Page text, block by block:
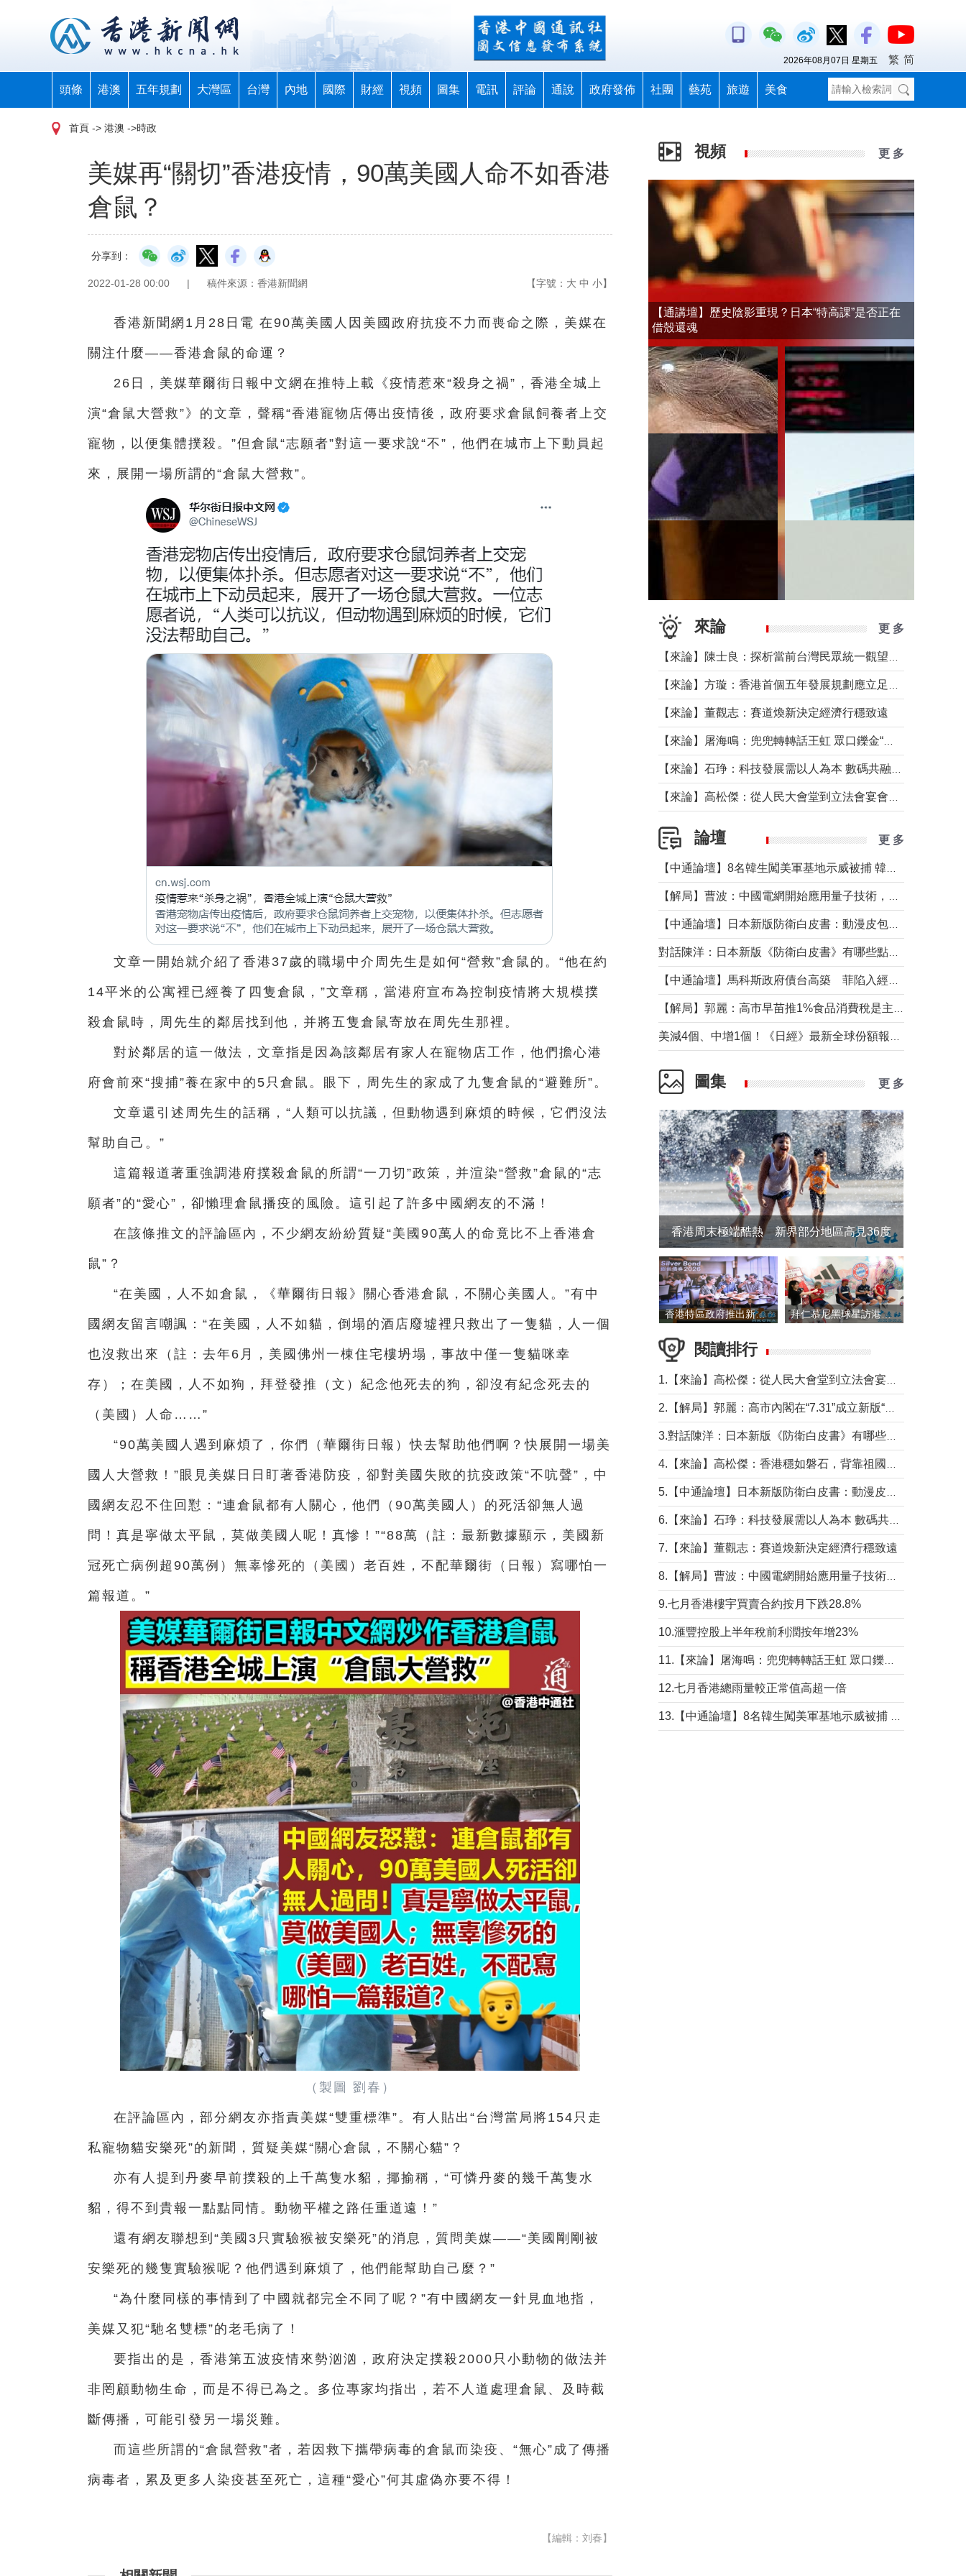
頭條 港澳 五年規劃 大灣區 台灣 內地 國際 財經 視頻 圖集 電訊 評論 通說 政府發佈 社團 藝苑 旅遊 美食
2026年08月07日 星期五 繁 简
首頁 -> 港澳 ->時政
美媒再“關切”香港疫情，90萬美國人命不如香港
倉鼠？
分享到：
2022-01-28 00:00 | 稿件來源：香港新聞網 【字號： 大 中 小】
香港新聞網1月28日電 在90萬美國人因美國政府抗疫不力而喪命之際，美媒在
關注什麼——香港倉鼠的命運？
26日，美媒華爾街日報中文網在推特上載《疫情惹來“殺身之禍”，香港全城上
演“倉鼠大營救”》的文章，聲稱“香港寵物店傳出疫情後，政府要求倉鼠飼養者上交
寵物，以便集體撲殺。”但倉鼠“志願者”對這一要求說“不”，他們在城市上下動員起
來，展開一場所謂的“倉鼠大營救”。
文章一開始就介紹了香港37歲的職場中介周先生是如何“營救”倉鼠的。“他在約
14平米的公寓裡已經養了四隻倉鼠，”文章稱，當港府宣布為控制疫情將大規模撲
殺倉鼠時，周先生的鄰居找到他，并將五隻倉鼠寄放在周先生那裡。
對於鄰居的這一做法，文章指是因為該鄰居有家人在寵物店工作，他們擔心港
府會前來“搜捕”養在家中的5只倉鼠。眼下，周先生的家成了九隻倉鼠的“避難所”。
文章還引述周先生的話稱，“人類可以抗議，但動物遇到麻煩的時候，它們沒法
幫助自己。”
這篇報道著重強調港府撲殺倉鼠的所謂“一刀切”政策，并渲染“營救”倉鼠的“志
願者”的“愛心”，卻懶理倉鼠播疫的風險。這引起了許多中國網友的不滿！
在該條推文的評論區內，不少網友紛紛質疑“美國90萬人的命竟比不上香港倉
鼠”？
“在美國，人不如倉鼠，《華爾街日報》關心香港倉鼠，不關心美國人。”有中
國網友留言嘲諷：“在美國，人不如貓，倒塌的酒店廢墟裡只救出了一隻貓，人一個
也沒救出來（註：去年6月，美國佛州一棟住宅樓坍塌，事故中僅一隻貓咪幸
存）；在美國，人不如狗，拜登發推（文）紀念他死去的狗，卻沒有紀念死去的
（美國）人命……”
“90萬美國人遇到麻煩了，你們（華爾街日報）快去幫助他們啊？快展開一場美
國人大營救！”眼見美媒日日盯著香港防疫，卻對美國失敗的抗疫政策“不吭聲”，中
國網友忍不住回懟：“連倉鼠都有人關心，他們（90萬美國人）的死活卻無人過
問！真是寧做太平鼠，莫做美國人呢！真慘！”“88萬（註：最新數據顯示，美國新
冠死亡病例超90萬例）無辜慘死的（美國）老百姓，不配華爾街（日報）寫哪怕一
篇報道。”
（製圖 劉春）
在評論區內，部分網友亦指責美媒“雙重標準”。有人貼出“台灣當局將154只走
私寵物貓安樂死”的新聞，質疑美媒“關心倉鼠，不關心貓”？
亦有人提到丹麥早前撲殺的上千萬隻水貂，揶揄稱，“可憐丹麥的幾千萬隻水
貂，得不到貴報一點點同情。動物平權之路任重道遠！”
還有網友聯想到“美國3只實驗猴被安樂死”的消息，質問美媒——“美國剛剛被
安樂死的幾隻實驗猴呢？他們遇到麻煩了，他們能幫助自己麼？”
“為什麼同樣的事情到了中國就都完全不同了呢？”有中國網友一針見血地指，
美媒又犯“馳名雙標”的老毛病了！
要指出的是，香港第五波疫情來勢汹汹，政府決定撲殺2000只小動物的做法并
非罔顧動物生命，而是不得已為之。多位專家均指出，若不人道處理倉鼠、及時截
斷傳播，可能引發另一場災難。
而這些所謂的“倉鼠營救”者，若因救下攜帶病毒的倉鼠而染疫、“無心”成了傳播
病毒者，累及更多人染疫甚至死亡，這種“愛心”何其虛偽亦要不得！
【編輯：刘春】
視頻 更 多
【通講壇】歷史陰影重現？日本“特高課”是否正在
借殼還魂
來論 更 多
【來論】董觀志：賽道煥新決定經濟行穩致遠
論壇 更 多
圖集 更 多
香港周末極端酷熱 新界部分地區高見36度
香港特區政府推出新一批銀色債券 每手1萬元保底息4.25厘 拜仁慕尼黑球星訪港 與球迷近距離互動
閱讀排行
7.【來論】董觀志：賽道煥新決定經濟行穩致遠
9.七月香港樓宇買賣合約按月下跌28.8%
10.滙豐控股上半年稅前利潤按年增23%
12.七月香港總雨量較正常值高超一倍